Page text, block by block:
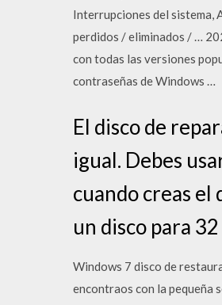
Interrupciones del sistema,
perdidos / eliminados / …
con todas las versiones
contraseñas de Windows …
El disco de
igual. Debes
cuando creas el
un disco para
Windows 7 disco de
encontraos con la pequeña